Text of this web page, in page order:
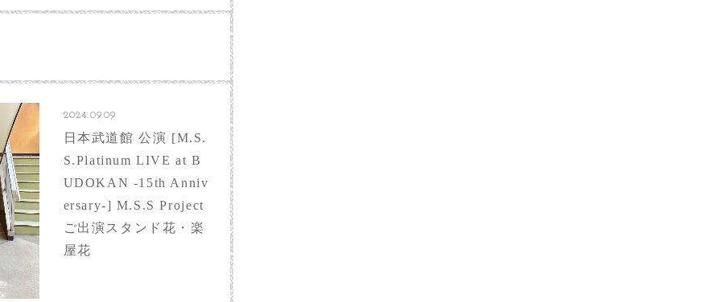
2024.09.09
日本武道館 公演 [M.S.
S.Platinum LIVE at B
UDOKAN -15th Anniv
ersary-] M.S.S Project
ご出演スタンド花・楽
屋花